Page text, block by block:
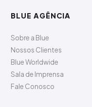
BLUE AGÊNCIA
Sobre a Blue
Nossos Clientes
Blue Worldwide
Sala de Imprensa
Fale Conosco